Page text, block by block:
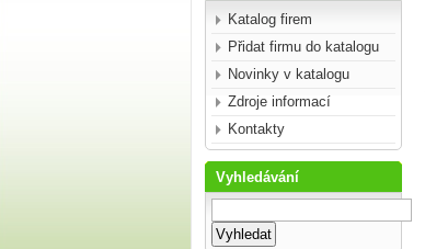
Katalog firem
Přidat firmu do katalogu
Novinky v katalogu
Zdroje informací
Kontakty
Vyhledávání